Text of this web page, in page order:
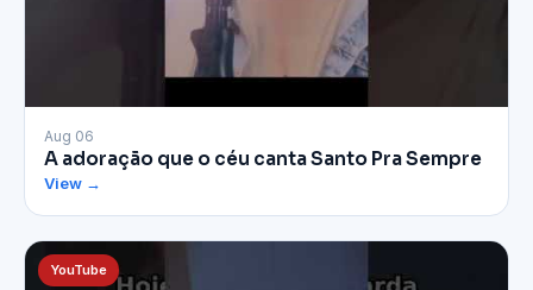
▶
Aug 06
A adoração que o céu canta Santo Pra Sempre
View →
YouTube